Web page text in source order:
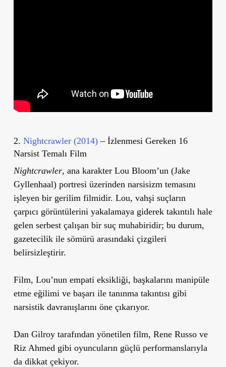
2. Nightcrawler (2014)– İzlenmesi Gereken 16
Narsist Temalı Film
Nightcrawler, ana karakter Lou Bloom’un (Jake
Gyllenhaal) portresi üzerinden narsisizm temasını
işleyen bir gerilim filmidir. Lou, vahşi suçların
çarpıcı görüntülerini yakalamaya giderek takıntılı hale
gelen serbest çalışan bir suç muhabiridir; bu durum,
gazetecilik ile sömürü arasındaki çizgileri
belirsizleştirir.
Film, Lou’nun empati eksikliği, başkalarını manipüle
etme eğilimi ve başarı ile tanınma takıntısı gibi
narsistik davranışlarını öne çıkarıyor.
Dan Gilroy tarafından yönetilen film, Rene Russo ve
Riz Ahmed gibi oyuncuların güçlü performanslarıyla
da dikkat çekiyor.